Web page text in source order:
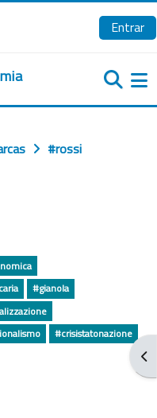
Entrar
#rossi
#gianola
#crisistatonazione